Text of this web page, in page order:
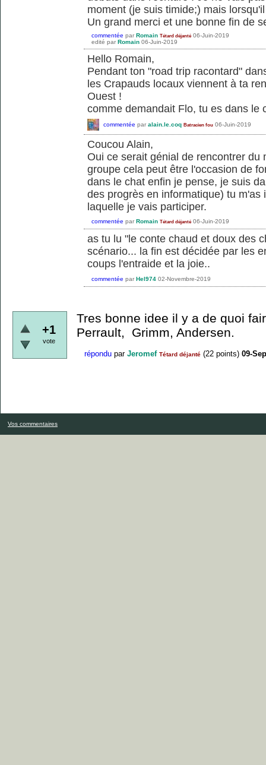
moment (je suis timide;) mais
Un grand merci et une bonne fin de
commentée par Romain Tétard déjanté 06-Juin-2019
edité par Romain 06-Juin-2019
Hello Romain,
Pendant ton "road trip racontard"
les Crapauds locaux viennent à ta
Ouest !
comme demandait Flo, tu es dans le
commentée par alain.le.coq Batracien fou 06-Juin-2019
Coucou Alain,
Oui ce serait génial de rencontrer du
groupe cela peut être l'occasion de
dans le chat enfin je pense, je suis
des progrès en informatique) tu m'as
laquelle je vais participer.
commentée par Romain Tétard déjanté 06-Juin-2019
as tu lu "le conte chaud et doux des
scénario... la fin est décidée par les
coups l'entraide et la joie..
commentée par Hel974 02-Novembre-2019
+1
vote
Tres bonne idee il y a de quoi
Perrault, Grimm, Andersen.
répondu par Jeromef Tétard déjanté (22 points) 09-
Vos commentaires